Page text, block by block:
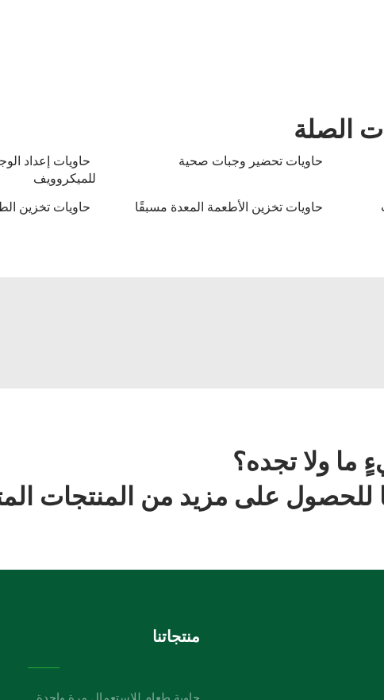
الصلة
حاويات تحضير وجبات صحية
حاويات إعداد
للميكروويف
حاويات تخزين الأطعمة المعدة مسبقًا حاويات تخزين
ولا تجده؟
للحصول على مزيد من المنتجات
منتجاتنا